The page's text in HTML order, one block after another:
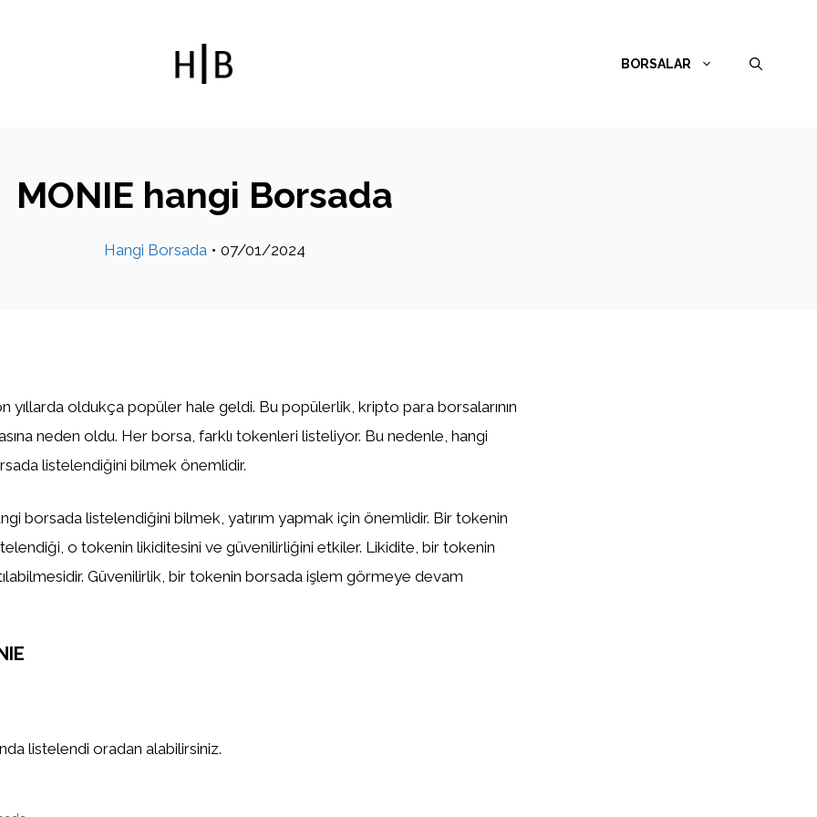
BORSALAR
MONIE hangi Borsada
Hangi Borsada • 07/01/2024
yıllarda oldukça popüler hale geldi. Bu popülerlik, kripto para borsalarının
neden oldu. Her borsa, farklı tokenleri listeliyor. Bu nedenle, hangi
listelendiğini bilmek önemlidir.
borsada listelendiğini bilmek, yatırım yapmak için önemlidir. Bir tokenin
o tokenin likiditesini ve güvenilirliğini etkiler. Likidite, bir tokenin
Güvenilirlik, bir tokenin borsada işlem görmeye devam
listelendi oradan alabilirsiniz.